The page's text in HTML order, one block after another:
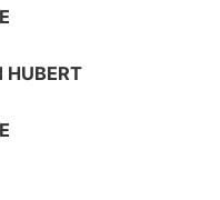
HUBERT